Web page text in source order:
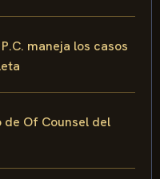
maneja los casos
de Of Counsel del